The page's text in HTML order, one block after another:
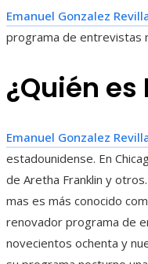
Emanuel Gonzalez
programa de entrevistas
¿Quién es
Emanuel Gonzalez
estadounidense. En
de Aretha Franklin y
mas es más conocido
renovador programa de
novecientos ochenta y